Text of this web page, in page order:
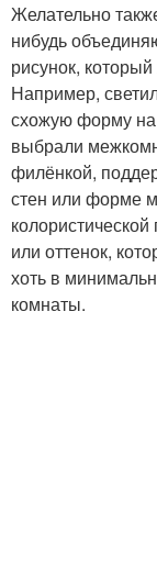
Желательно
нибудь
рисунок,
Например,
схожую форму
выбрали
филёнкой,
стен или форме
или оттенок,
хоть в
комнаты.